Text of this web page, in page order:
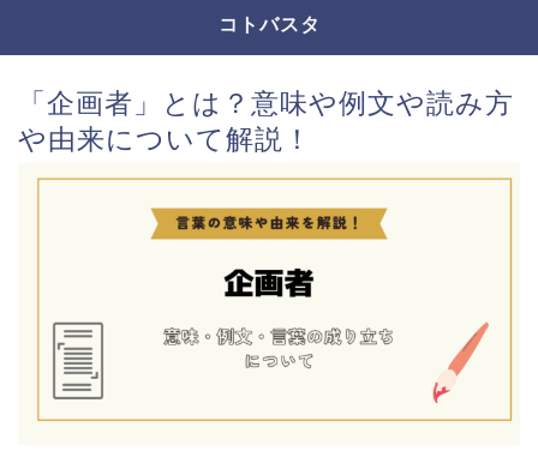
コトバスタ
「企画者」とは？意味や例文や読み方
や由来について解説！